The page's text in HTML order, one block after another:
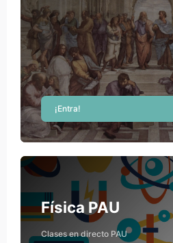
Víctor Navas Gracia
Teacher
¡Entra!
Elena Bellver Sanchis
Teacher
Course image Física PAU
Course image
Course name
Física PAU
Clases en directo PAU